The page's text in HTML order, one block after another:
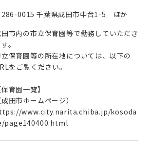
286-0015 千葉県成田市中台1-5 ほか
田市内の市立保育園等で勤務していただき
。
保育園等の所在地については、以下の
をご覧ください。
保育園一覧】
成田市ホームページ）
www.city.narita.chiba.jp/kosoda
page140400.html